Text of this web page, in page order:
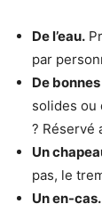
De l’eau.
par
De
solides ou
? Réservé
Un
pas, le
Un en-cas.